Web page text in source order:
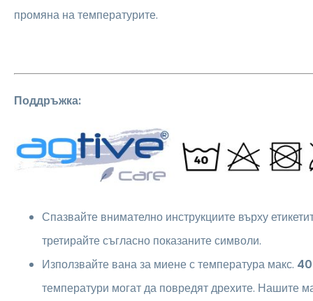
промяна на температурите.
Поддръжка:
Спазвайте внимателно инструкциите върху
третирайте съгласно показаните символи.
Използвайте вана за миене с температура макс.
температури могат да повредят дрехите. Нашите